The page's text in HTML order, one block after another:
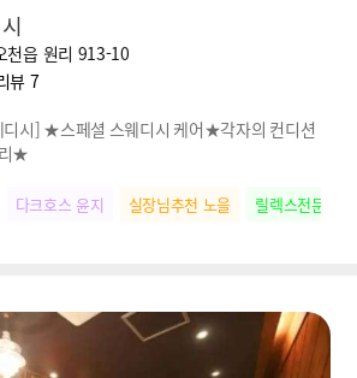
천읍 원리 913-10
뷰 7
디시] ★스페셜 스웨디시 케어★각자의 컨디션
★
다크호스 윤지 실장님추천 노을 릴렉스전문 새롬